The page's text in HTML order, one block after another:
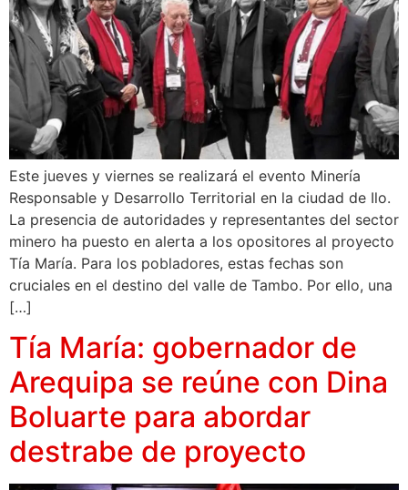
Este jueves y viernes se realizará el evento Minería
Responsable y Desarrollo Territorial en la ciudad de Ilo.
La presencia de autoridades y representantes del sector
minero ha puesto en alerta a los opositores al proyecto
Tía María. Para los pobladores, estas fechas son
cruciales en el destino del valle de Tambo. Por ello, una
[…]
Tía María: gobernador de
Arequipa se reúne con Dina
Boluarte para abordar
destrabe de proyecto